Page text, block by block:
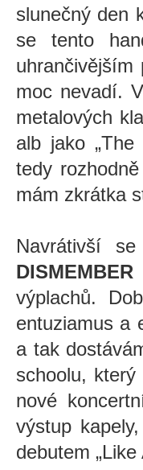
slunečný den
se tento
moc nevadí.
metalových
alb jako
tedy
mám zkrátka
Navrátivší
DISMEMBER
výplachů.
entuziamus a
a tak
schoolu,
nové
výstup
debutem